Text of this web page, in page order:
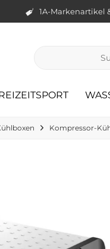
1A-Markenartikel
Kompressor-